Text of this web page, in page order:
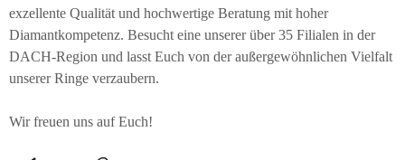
exzellente Qualität und hochwertige Beratung mit hoher
Diamantkompetenz. Besucht eine unserer über 35 Filialen in der
DACH-Region und lasst Euch von der außergewöhnlichen Vielfalt
unserer Ringe verzaubern.
Wir freuen uns auf Euch!